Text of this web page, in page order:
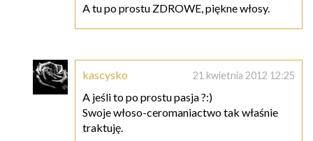
A tu po prostu ZDROWE, piękne włosy.
kascysko 21 kwietnia 2012 12:25
A jeśli to po prostu pasja ?:)
Swoje włoso-ceromaniactwo tak właśnie
traktuję.